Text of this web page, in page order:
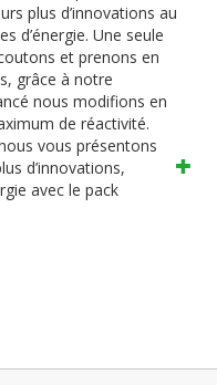
plus d’innovations au
d’énergie. Une seule
et prenons en
grâce à notre
nous modifions en
de réactivité.
vous présentons
d’innovations,
avec le pack